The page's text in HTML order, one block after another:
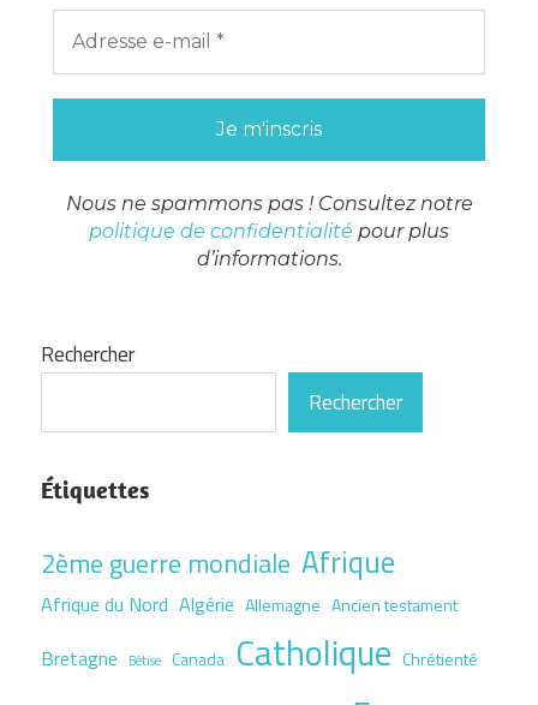
Nous ne spammons pas ! Consultez notre
politique de confidentialité pour plus
d’informations.
Rechercher
Rechercher
Étiquettes
2ème guerre mondiale Afrique
Afrique du Nord Algérie Allemagne Ancien testament
Bretagne Bêtise Canada Catholique Chrétienté